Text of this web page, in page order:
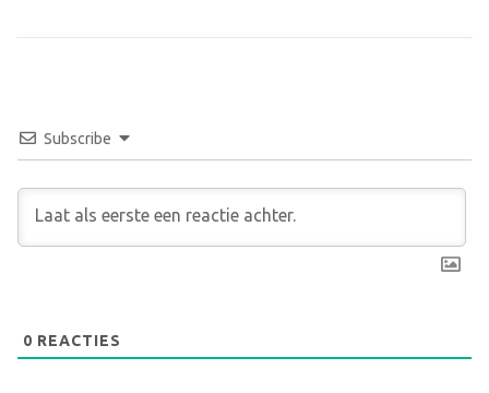
Subscribe
0 REACTIES